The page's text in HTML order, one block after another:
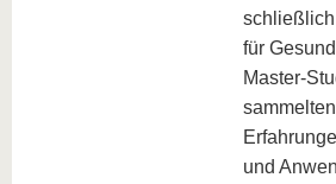
für
Master-
und